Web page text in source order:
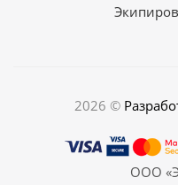
2026 ©
ООО